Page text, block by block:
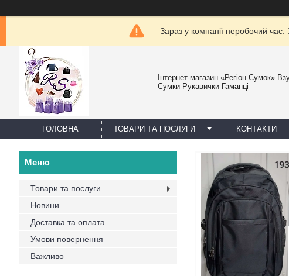
Зараз у компанії неробочий
Інтернет-магазин «Регіон Сумок»
Сумки Рукавички Гаманці
ГОЛОВНА ТОВАРИ ТА ПОСЛУГИ КОНТАКТИ
Товари та послуги
Новини
Доставка та оплата
Умови повернення
Важливо